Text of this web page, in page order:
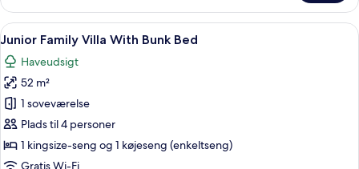
Bedrooms
Family
Villa
Indlæs
alle
billeder
af
Junior
Family
Villa
With
Et værelse med køjeseng, et lille
15
Junior Family Villa With Bunk Bed
Haveudsigt
52 m²
1 soveværelse
Plads til 4 personer
1 kingsize-seng og 1 køjeseng (enkeltseng)
Gratis Wi-Fi